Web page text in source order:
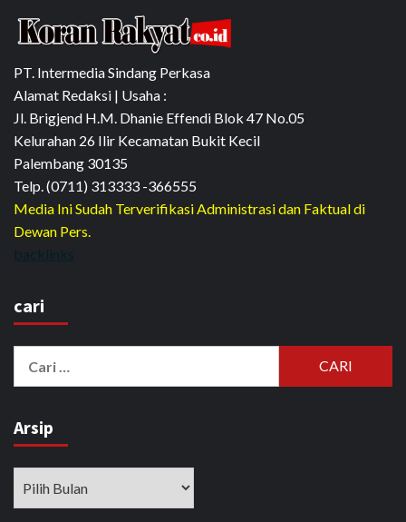
PT. Intermedia Sindang Perkasa
Alamat Redaksi | Usaha :
Jl. Brigjend H.M. Dhanie Effendi Blok 47 No.05
Kelurahan 26 Ilir Kecamatan Bukit Kecil
Palembang 30135
Telp. (0711) 313333 -366555
Media Ini Sudah Terverifikasi Administrasi dan Faktual di
Dewan Pers.
backlinks
cari
Arsip